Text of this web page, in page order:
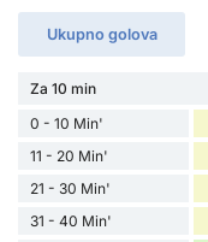
Ukupno golova
Za 10 min
0 - 10 Min'
11 - 20 Min'
21 - 30 Min'
31 - 40 Min'